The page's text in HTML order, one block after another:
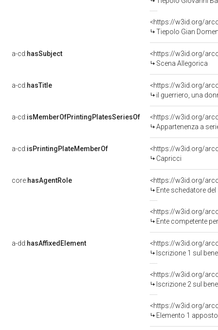
<https://w3id.org/
Tiepolo Gian
a-cd:hasSubject
<https://w3id.org/
Scena Allegorica
a-cd:hasTitle
<https://w3id.org/
il guerriero, una
a-cd:isMemberOfPrintingPlatesSeriesOf
<https://w3id.org/
Appartenenza a
a-cd:isPrintingPlateMemberOf
<https://w3id.org/
Capricci
core:hasAgentRole
<https://w3id.org/
Ente schedatore del
<https://w3id.org/
Ente competente per
a-dd:hasAffixedElement
<https://w3id.org/
Iscrizione 1 sul
<https://w3id.org/
Iscrizione 2 sul
<https://w3id.org/
Elemento 1